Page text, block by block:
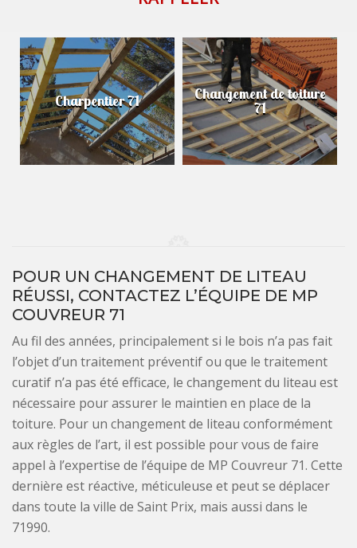
Charpentier 71 Changement de toiture
71
POUR UN CHANGEMENT DE LITEAU
RÉUSSI, CONTACTEZ L’ÉQUIPE DE MP
COUVREUR 71
Au fil des années, principalement si le bois n’a pas fait
l’objet d’un traitement préventif ou que le traitement
curatif n’a pas été efficace, le changement du liteau est
nécessaire pour assurer le maintien en place de la
toiture. Pour un changement de liteau conformément
aux règles de l’art, il est possible pour vous de faire
appel à l’expertise de l’équipe de MP Couvreur 71. Cette
dernière est réactive, méticuleuse et peut se déplacer
dans toute la ville de Saint Prix, mais aussi dans le
71990.